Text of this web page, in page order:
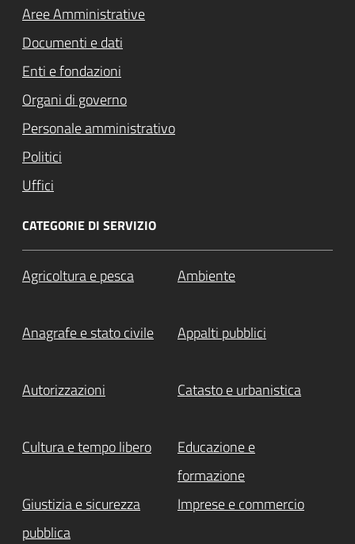
Aree Amministrative
Documenti e dati
Enti e fondazioni
Organi di governo
Personale amministrativo
Politici
Uffici
CATEGORIE DI SERVIZIO
Agricoltura e pesca Ambiente
Anagrafe e stato civile Appalti pubblici
Autorizzazioni Catasto e urbanistica
Cultura e tempo libero
Educazione e
formazione
Giustizia e sicurezza
pubblica
Imprese e commercio